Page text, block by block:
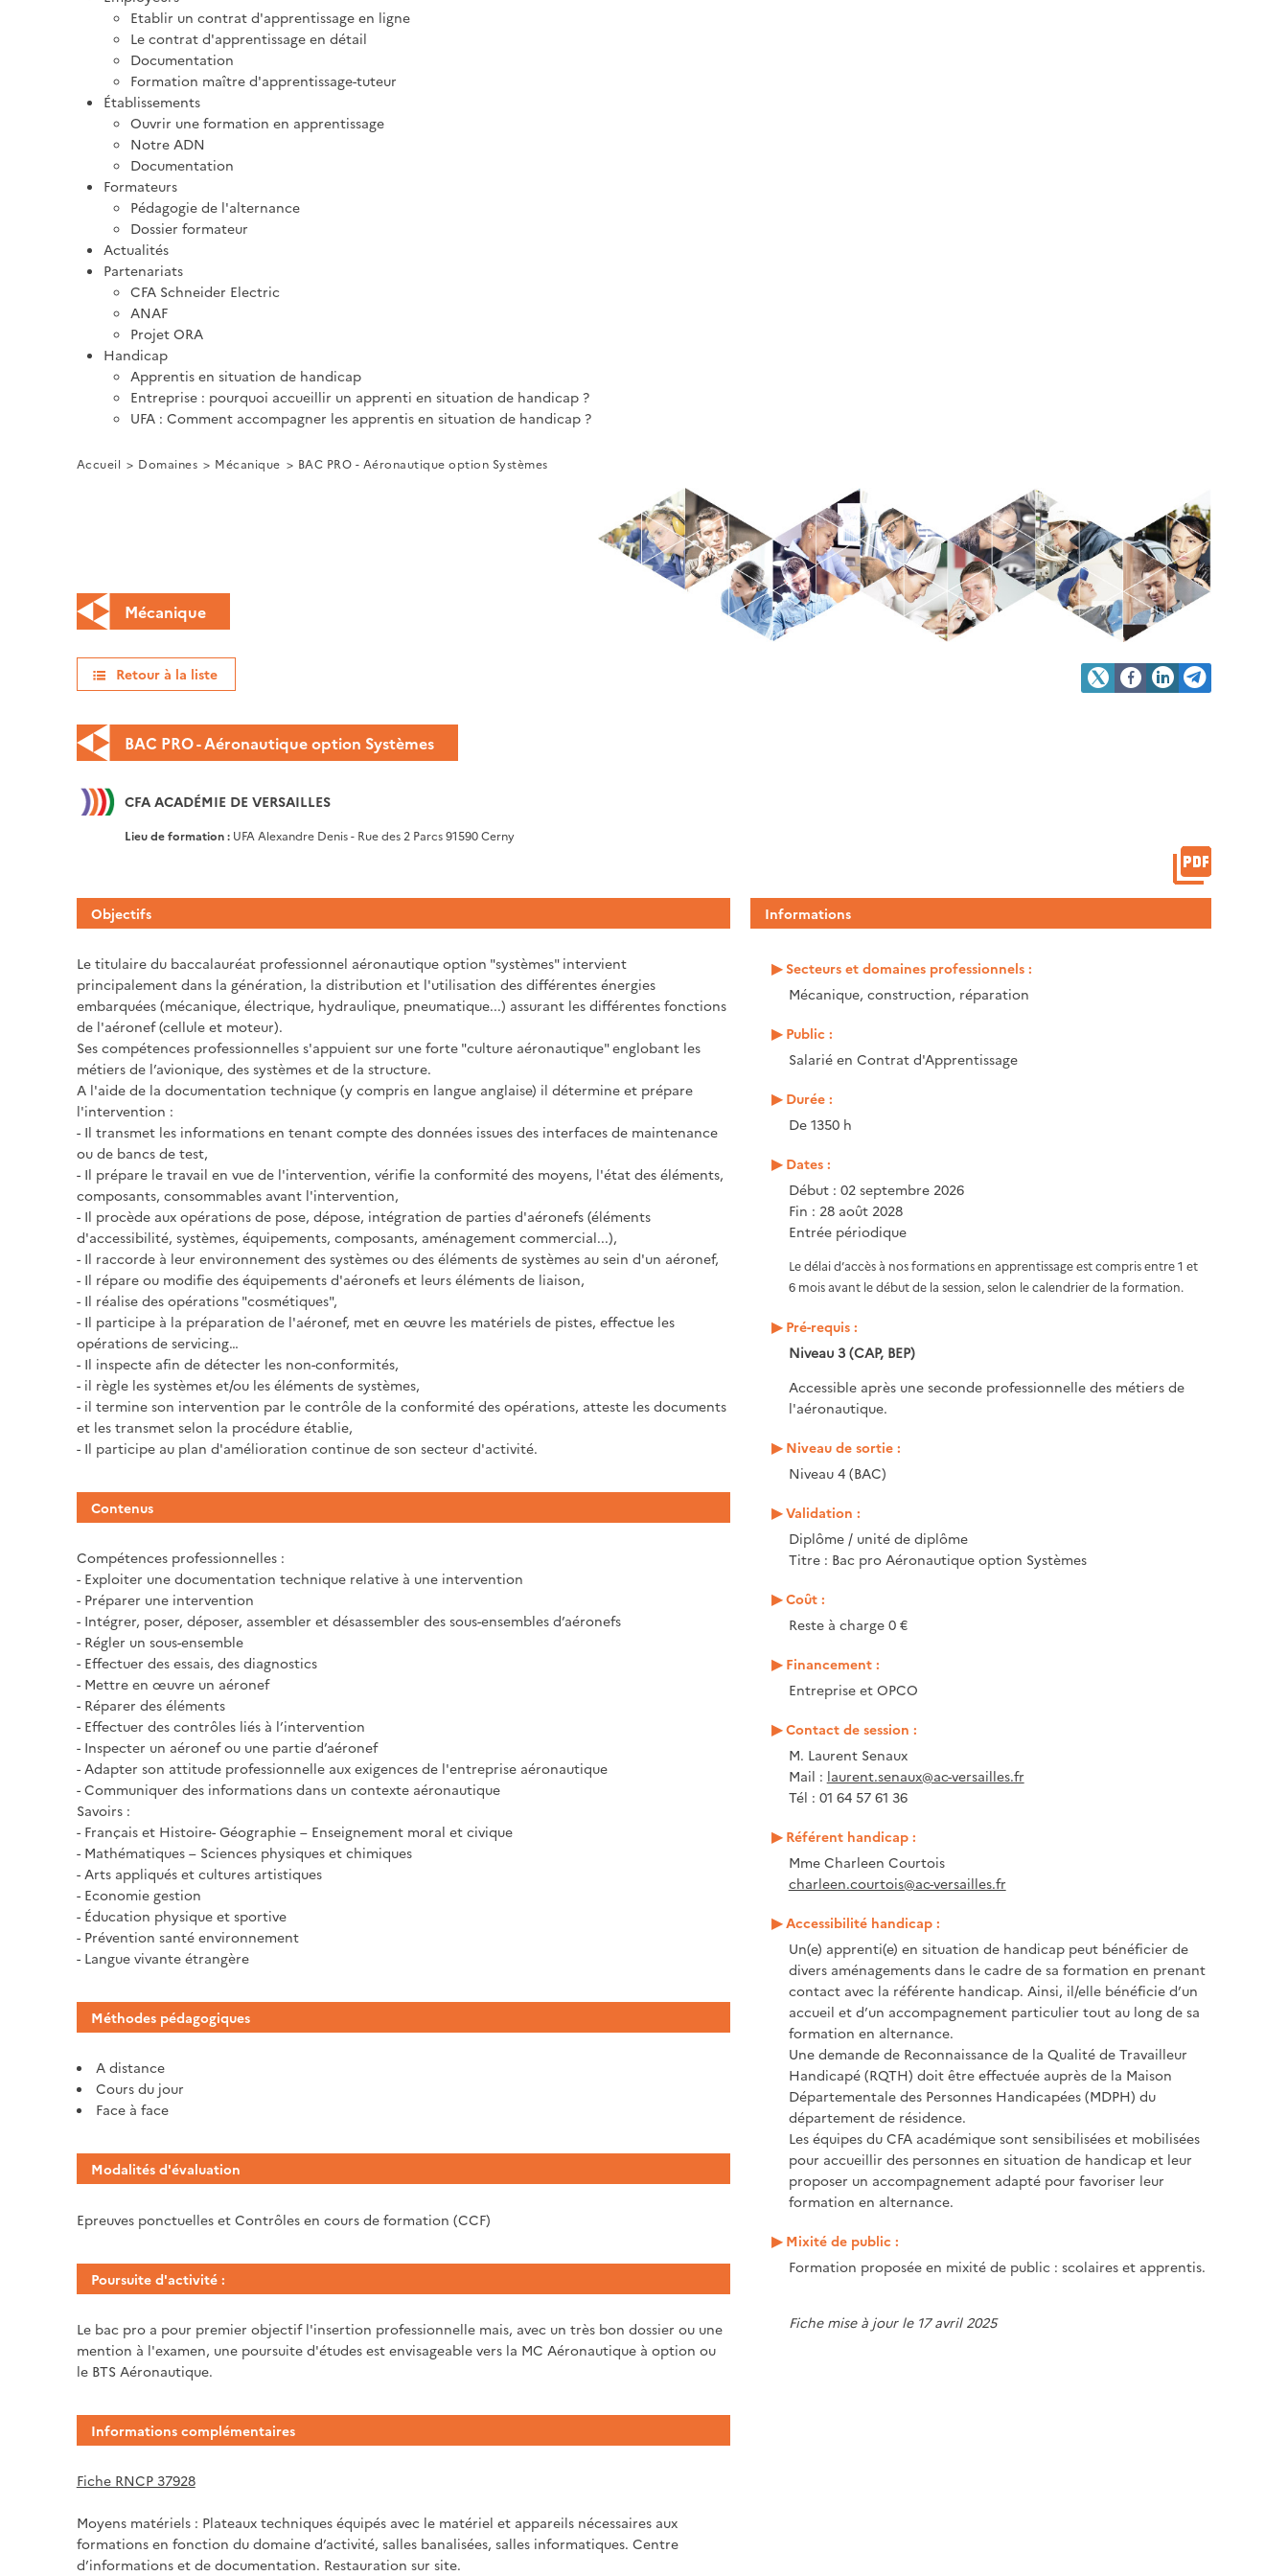
Etablir un contrat d'apprentissage en ligne
Le contrat d'apprentissage en détail
Documentation
Formation maître d'apprentissage-tuteur
Établissements
Ouvrir une formation en apprentissage
Notre ADN
Documentation
Formateurs
Pédagogie de l'alternance
Dossier formateur
Actualités
Partenariats
CFA Schneider Electric
ANAF
Projet ORA
Handicap
Apprentis en situation de handicap
Entreprise : pourquoi accueillir un apprenti en situation de handicap ?
UFA : Comment accompagner les apprentis en situation de handicap ?
Accueil Domaines Mécanique BAC PRO - Aéronautique option Systèmes
Mécanique
Retour à la liste
BAC PRO - Aéronautique option Systèmes
CFA ACADÉMIE DE VERSAILLES
Lieu de formation : UFA Alexandre Denis - Rue des 2 Parcs 91590 Cerny
Objectifs
Le titulaire du baccalauréat professionnel aéronautique option "systèmes" intervient
principalement dans la génération, la distribution et l'utilisation des différentes énergies
embarquées (mécanique, électrique, hydraulique, pneumatique...) assurant les différentes fonctions
de l'aéronef (cellule et moteur).
Ses compétences professionnelles s'appuient sur une forte "culture aéronautique" englobant les
métiers de l’avionique, des systèmes et de la structure.
A l'aide de la documentation technique (y compris en langue anglaise) il détermine et prépare
l'intervention :
- Il transmet les informations en tenant compte des données issues des interfaces de maintenance
ou de bancs de test,
- Il prépare le travail en vue de l'intervention, vérifie la conformité des moyens, l'état des éléments,
composants, consommables avant l'intervention,
- Il procède aux opérations de pose, dépose, intégration de parties d'aéronefs (éléments
d'accessibilité, systèmes, équipements, composants, aménagement commercial...),
- Il raccorde à leur environnement des systèmes ou des éléments de systèmes au sein d'un aéronef,
- Il répare ou modifie des équipements d'aéronefs et leurs éléments de liaison,
- Il réalise des opérations "cosmétiques",
- Il participe à la préparation de l'aéronef, met en œuvre les matériels de pistes, effectue les
opérations de servicing…
- Il inspecte afin de détecter les non-conformités,
- il règle les systèmes et/ou les éléments de systèmes,
- il termine son intervention par le contrôle de la conformité des opérations, atteste les documents
et les transmet selon la procédure établie,
- Il participe au plan d'amélioration continue de son secteur d'activité.
Contenus
Compétences professionnelles :
- Exploiter une documentation technique relative à une intervention
- Préparer une intervention
- Intégrer, poser, déposer, assembler et désassembler des sous-ensembles d’aéronefs
- Régler un sous-ensemble
- Effectuer des essais, des diagnostics
- Mettre en œuvre un aéronef
- Réparer des éléments
- Effectuer des contrôles liés à l’intervention
- Inspecter un aéronef ou une partie d’aéronef
- Adapter son attitude professionnelle aux exigences de l'entreprise aéronautique
- Communiquer des informations dans un contexte aéronautique
Savoirs :
- Français et Histoire- Géographie – Enseignement moral et civique
- Mathématiques – Sciences physiques et chimiques
- Arts appliqués et cultures artistiques
- Economie gestion
- Éducation physique et sportive
- Prévention santé environnement
- Langue vivante étrangère
Méthodes pédagogiques
A distance
Cours du jour
Face à face
Modalités d'évaluation
Epreuves ponctuelles et Contrôles en cours de formation (CCF)
Poursuite d'activité :
Le bac pro a pour premier objectif l'insertion professionnelle mais, avec un très bon dossier ou une
mention à l'examen, une poursuite d'études est envisageable vers la MC Aéronautique à option ou
le BTS Aéronautique.
Informations complémentaires
Fiche RNCP 37928
Moyens matériels : Plateaux techniques équipés avec le matériel et appareils nécessaires aux
formations en fonction du domaine d’activité, salles banalisées, salles informatiques. Centre
d’informations et de documentation. Restauration sur site.
Informations
Secteurs et domaines professionnels :
Mécanique, construction, réparation
Public :
Salarié en Contrat d'Apprentissage
Durée :
De 1350 h
Dates :
Début : 02 septembre 2026
Fin : 28 août 2028
Entrée périodique
Le délai d’accès à nos formations en apprentissage est compris entre 1 et
6 mois avant le début de la session, selon le calendrier de la formation.
Pré-requis :
Niveau 3 (CAP, BEP)
Accessible après une seconde professionnelle des métiers de
l'aéronautique.
Niveau de sortie :
Niveau 4 (BAC)
Validation :
Diplôme / unité de diplôme
Titre : Bac pro Aéronautique option Systèmes
Coût :
Reste à charge 0 €
Financement :
Entreprise et OPCO
Contact de session :
M. Laurent Senaux
Mail : laurent.senaux@ac-versailles.fr
Tél : 01 64 57 61 36
Référent handicap :
Mme Charleen Courtois
charleen.courtois@ac-versailles.fr
Accessibilité handicap :
Un(e) apprenti(e) en situation de handicap peut bénéficier de
divers aménagements dans le cadre de sa formation en prenant
contact avec la référente handicap. Ainsi, il/elle bénéficie d’un
accueil et d’un accompagnement particulier tout au long de sa
formation en alternance.
Une demande de Reconnaissance de la Qualité de Travailleur
Handicapé (RQTH) doit être effectuée auprès de la Maison
Départementale des Personnes Handicapées (MDPH) du
département de résidence.
Les équipes du CFA académique sont sensibilisées et mobilisées
pour accueillir des personnes en situation de handicap et leur
proposer un accompagnement adapté pour favoriser leur
formation en alternance.
Mixité de public :
Formation proposée en mixité de public : scolaires et apprentis.
Fiche mise à jour le 17 avril 2025